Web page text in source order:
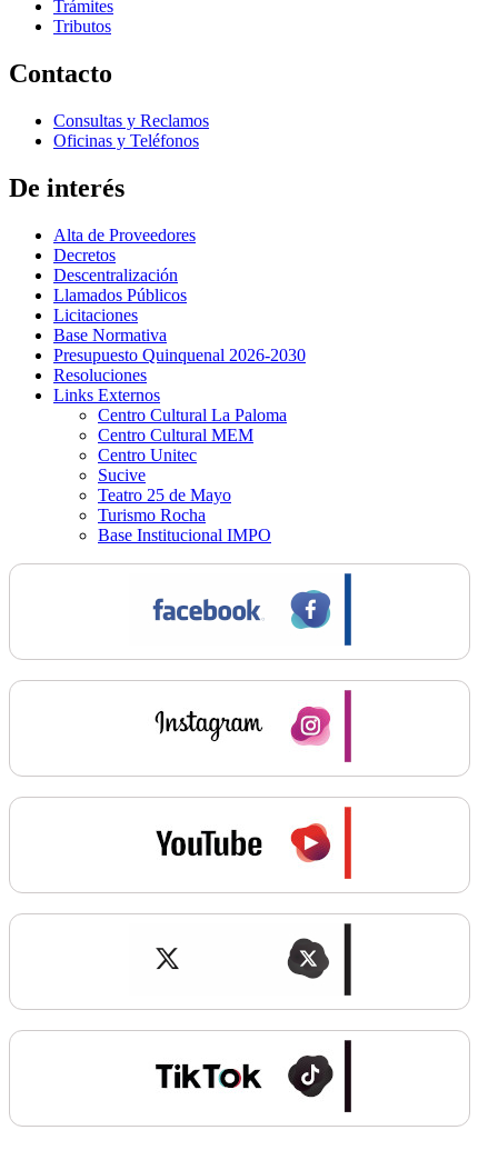
Trámites
Tributos
Contacto
Consultas y Reclamos
Oficinas y Teléfonos
De interés
Alta de Proveedores
Decretos
Descentralización
Llamados Públicos
Licitaciones
Base Normativa
Presupuesto Quinquenal 2026-2030
Resoluciones
Links Externos
Centro Cultural La Paloma
Centro Cultural MEM
Centro Unitec
Sucive
Teatro 25 de Mayo
Turismo Rocha
Base Institucional IMPO